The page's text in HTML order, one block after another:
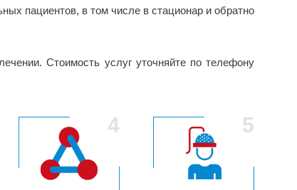
пациентов, в том числе в стационар и обратно
Стоимость услуг уточняйте по телефону